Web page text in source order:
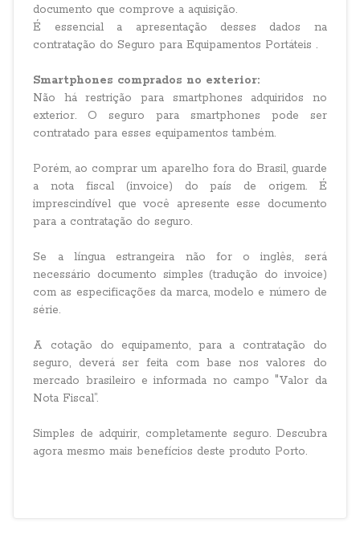
documento que comprove a aquisição.
É essencial a apresentação desses dados na
contratação do Seguro para Equipamentos Portáteis .
Smartphones comprados no exterior:
Não há restrição para smartphones adquiridos no
exterior. O seguro para smartphones pode ser
contratado para esses equipamentos também.
Porém, ao comprar um aparelho fora do Brasil, guarde
a nota fiscal (invoice) do país de origem. É
imprescindível que você apresente esse documento
para a contratação do seguro.
Se a língua estrangeira não for o inglês, será
necessário documento simples (tradução do invoice)
com as especificações da marca, modelo e número de
série.
A cotação do equipamento, para a contratação do
seguro, deverá ser feita com base nos valores do
mercado brasileiro e informada no campo "Valor da
Nota Fiscal”.
Simples de adquirir, completamente seguro. Descubra
agora mesmo mais benefícios deste produto Porto.